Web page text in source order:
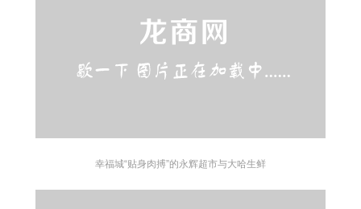
幸福城“贴身肉搏”的永辉超市与大哈生鲜